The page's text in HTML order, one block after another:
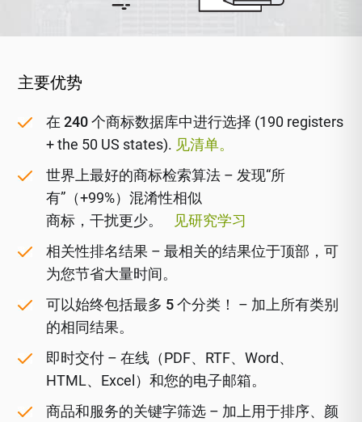
主要优势
在 240 个商标数据库中进行选择 (190 registers
+ the 50 US states). 见清单。
世界上最好的商标检索算法 – 发现“所
有”（+99%）混淆性相似
商标，干扰更少。
见研究学习
相关性排名结果 – 最相关的结果位于顶部，可
为您节省大量时间。
可以始终包括最多 5 个分类！
– 加上所有类别
的相同结果。
即时交付 – 在线（PDF、RTF、Word、
HTML、Excel）和您的电子邮箱。
商品和服务的关键字筛选 – 加上用于排序、颜